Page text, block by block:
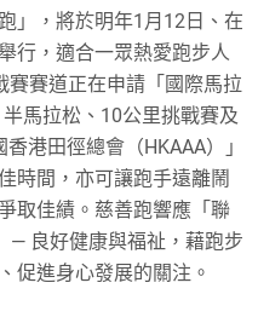
」，將於明年1月12日、在
行，適合一眾熱愛跑步人
賽賽道正在申請「國際馬拉
馬拉松、10公里挑戰賽及
港田徑總會（HKAAA）」
時間，亦可讓跑手遠離鬧
取佳績。慈善跑響應「聯
— 良好健康與福祉，藉跑步
促進身心發展的關注。